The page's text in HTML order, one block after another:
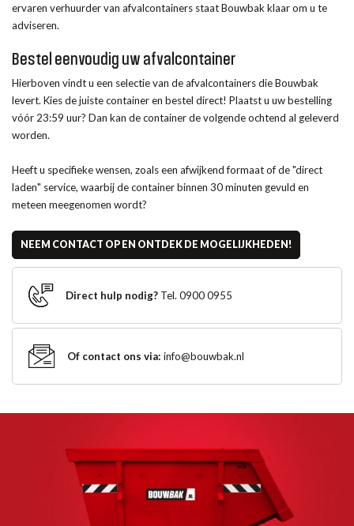
ervaren verhuurder van afvalcontainers staat Bouwbak klaar om u te
adviseren.
Bestel eenvoudig uw afvalcontainer
Hierboven vindt u een selectie van de afvalcontainers die Bouwbak
levert. Kies de juiste container en bestel direct! Plaatst u uw bestelling
vóór 23:59 uur? Dan kan de container de volgende ochtend al geleverd
worden.
Heeft u specifieke wensen, zoals een afwijkend formaat of de "direct
laden" service, waarbij de container binnen 30 minuten gevuld en
meteen meegenomen wordt?
NEEM CONTACT OP EN ONTDEK DE MOGELIJKHEDEN!
Direct hulp nodig? Tel. 0900 0955
Of contact ons via: info@bouwbak.nl